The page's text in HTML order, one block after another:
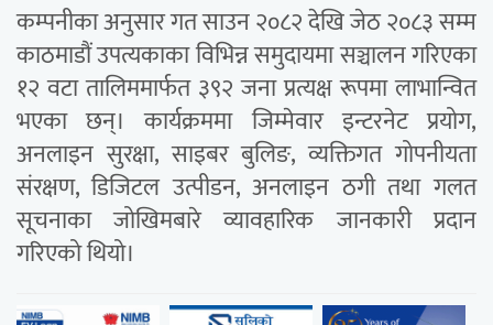
कम्पनीका अनुसार गत साउन २०८२ देखि जेठ २०८३ सम्म
काठमाडौं उपत्यकाका विभिन्न समुदायमा सञ्चालन गरिएका
१२ वटा तालिममार्फत ३९२ जना प्रत्यक्ष रूपमा लाभान्वित
भएका छन्। कार्यक्रममा जिम्मेवार इन्टरनेट प्रयोग,
अनलाइन सुरक्षा, साइबर बुलिङ, व्यक्तिगत गोपनीयता
संरक्षण, डिजिटल उत्पीडन, अनलाइन ठगी तथा गलत
सूचनाका जोखिमबारे व्यावहारिक जानकारी प्रदान
गरिएको थियो।